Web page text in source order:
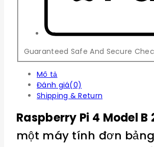
Guaranteed Safe And Secure
Mô tả
Đánh giá(0)
Shipping & Return
Raspberry Pi 4 Model B
một máy tính đơn